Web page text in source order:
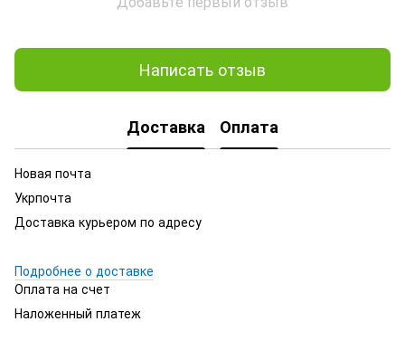
Написать отзыв
Доставка Оплата
Новая почта
Укрпочта
Доставка курьером по адресу
Подробнее о доставке
Оплата на счет
Наложенный платеж